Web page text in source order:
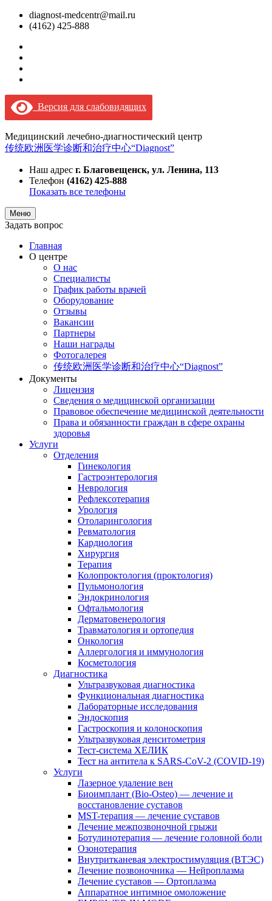
diagnost-medcentr@mail.ru
(4162) 425-888
Версия для слабовидящих
Медицинский лечебно-диагностический центр
传统欧洲医学诊断和治疗中心“Diagnost”
Наш адрес г. Благовещенск, ул. Ленина, 113
Телефон (4162) 425-888
Показать все телефоны
Меню
Задать вопрос
Главная
О центре
О нас
Специалисты
График работы врачей
Оборудование
Отзывы
Вакансии
Партнеры
Наши награды
Фотогалерея
传统欧洲医学诊断和治疗中心“Diagnost”
Документы
Лицензия
Сведения о медицинской организации
Правовое обеспечение медицинской деятельности
Права и обязанности граждан в сфере охраны
здоровья
Услуги
Отделения
Гинекология
Гастроэнтерология
Неврология
Рефлексотерапия
Урология
Отоларингология
Ревматология
Кардиология
Хирургия
Терапия
Колопроктология (проктология)
Пульмонология
Эндокринология
Офтальмология
Дерматовенерология
Травматология и ортопедия
Онкология
Аллергология и иммунология
Косметология
Диагностика
Ультразвуковая диагностика
Функциональная диагностика
Лабораторные исследования
Эндоскопия
Гастроскопия и колоноскопия
Ультразвуковая денситометрия
Тест-система ХЕЛИК
Тест на антитела к SARS-CoV-2 (COVID-19)
Услуги
Лазерное удаление вен
Биоимплант (Bio-Osteo) — лечение и
восстановление суставов
MST-терапия — лечение суставов
Лечение межпозвоночной грыжи
Ботулинотерапия — лечение головной боли
Озонотерапия
Внутритканевая электростимуляция (ВТЭС)
Лечение позвоночника — Нейроплазма
Лечение суставов — Ортоплазма
Аппаратное интимное омоложение